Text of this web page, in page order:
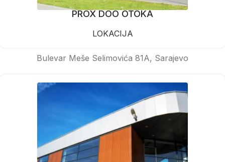
PROX DOO OTOKA
LOKACIJA
Bulevar Meše Selimovića 81A, Sarajevo